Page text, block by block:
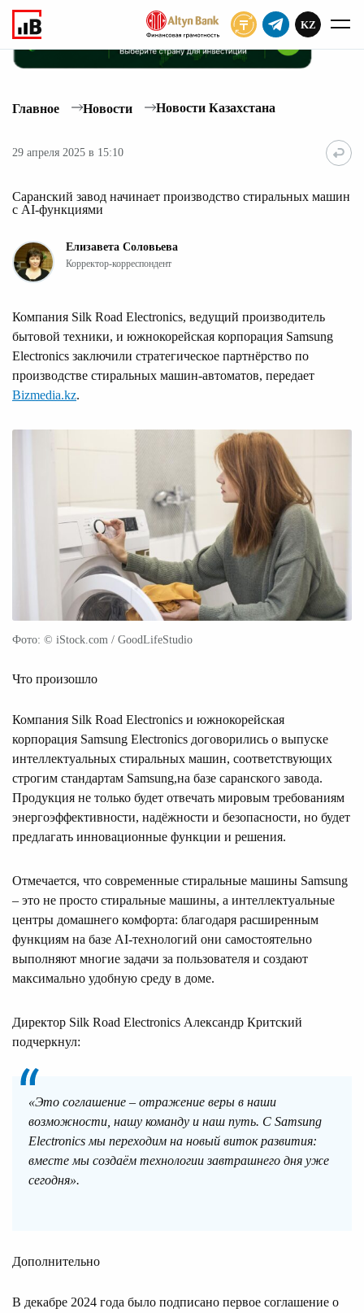
KZ
Главное Новости Новости Казахстана
29 апреля 2025 в 15:10
Саранский завод начинает производство стиральных машин
с AI-функциями
Елизавета Соловьева
Корректор-корреспондент
Компания Silk Road Electronics, ведущий производитель
бытовой техники, и южнокорейская корпорация Samsung
Electronics заключили стратегическое партнёрство по
производствe стиральных машин-автоматов, передает
Bizmedia.kz.
Фото: © iStock.com / GoodLifeStudio
Что произошло
Компания Silk Road Electronics и южнокорейская
корпорация Samsung Electronics договорились о выпуске
интеллектуальных стиральных машин, соответствующих
строгим стандартам Samsung,на базе саранского завода.
Продукция не только будет отвечать мировым требованиям
энергоэффективности, надёжности и безопасности, но будет
предлагать инновационные функции и решения.
Отмечается, что современные стиральные машины Samsung
– это не просто стиральные машины, а интеллектуальные
центры домашнего комфорта: благодаря расширенным
функциям на базе AI-технологий они самостоятельно
выполняют многие задачи за пользователя и создают
максимально удобную среду в доме.
Директор Silk Road Electronics Александр Критский
подчеркнул:
«Это соглашение – отражение веры в наши
возможности, нашу команду и наш путь. С Samsung
Electronics мы переходим на новый виток развития:
вместе мы создаём технологии завтрашнего дня уже
сегодня».
Дополнительно
В декабре 2024 года было подписано первое соглашение о